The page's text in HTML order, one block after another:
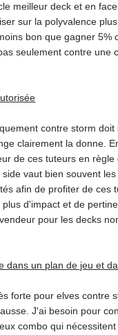
meilleur deck et en
sur la polyvalence
bon que gagner
seulement contre une
contre storm
clairement la donne.
de ces tuteurs en
vaut bien souvent
afin de profiter de
d'impact et de
pour les decks
dans un plan de jeu et
forte pour elves contre
J'ai besoin pour
combo qui